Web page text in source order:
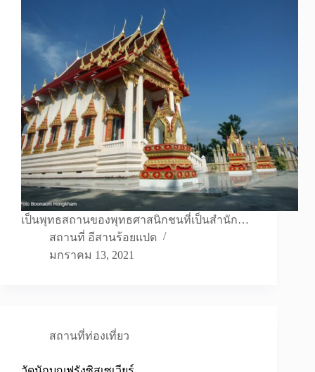
เป็นพุทธสถานของพุทธศาสนิกชนที่เป็นสำนัก…
สถานที่ อีสานร้อยแปด
มกราคม 13, 2021
สถานที่ท่องเที่ยว